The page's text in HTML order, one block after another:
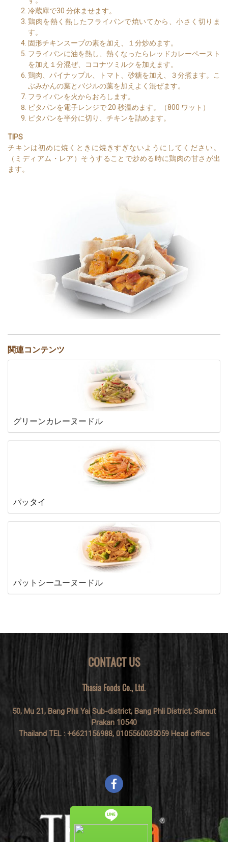
冷蔵庫で30 分休ませます。
鶏肉を熱く熱したフライパンで焼いてから、小さく切りま
す。
固形チキンスープの素を加え、１分炒めます。
フライパンに油を熱し、熱くなったらレッドカレーペースト
を加え１分混ぜ、ココナツミルクを加えます。
鶏肉、パイナップル、トマト、砂糖を加え、３分煮ます。こ
ぶみかんの葉とバジルの葉を加えよく混ぜます。
フライパンを火からおろします。
ピタパンを電子レンジで 20 秒温めます。（800 ワット）
ピタパンを半分に切り、チキンを詰めます。
TIPS
チキンは初めに焼くときに焼きすぎないようにしてください。
（ミディアム・レア）そうすることで炒める時に鶏肉の甘さが出
ます。
関連コンテンツ
グリーンカレーヌードル
パッタイ
パットシーユーヌードル
CONTACT US
Thasia Foods Co., Ltd.
50, Mu 21, Bang Phli Yai Sub-district, Bang Phli District, Samut
Prakan 10540
Thailand TEL : +6621156988, 0105560035059 Head office